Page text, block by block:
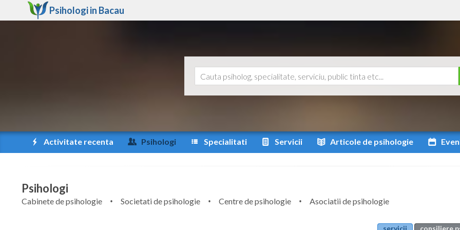
Psihologi in Bacau
Activitate recenta Psihologi Specialitati Servicii Articole de psihologie
Psihologi
Cabinete de psihologie Societati de psihologie Centre de psihologie
Asociatii de psihologie
servicii consiliere